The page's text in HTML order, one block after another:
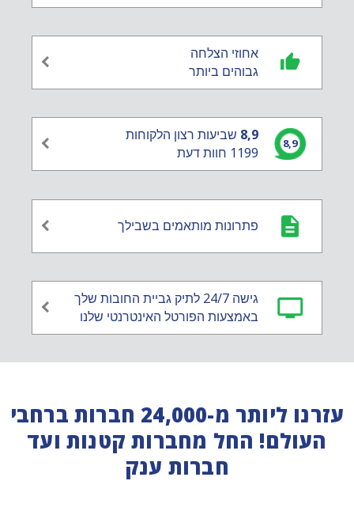
אחוזי הצלחה
גבוהים ביותר
8,9
8,9 שביעות רצון הלקוחות
1199 חוות דעת
פתרונות מותאמים בשבילך
גישה 24/7 לתיק גביית החובות שלך
באמצעות הפורטל האינטרנטי שלנו
עזרנו ליותר מ-24,000 חברות ברחבי
העולם! החל מחברות קטנות ועד
חברות ענק